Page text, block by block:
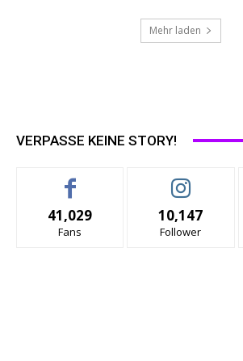
Mehr laden
VERPASSE KEINE STORY!
41,029
Fans
10,147
Follower